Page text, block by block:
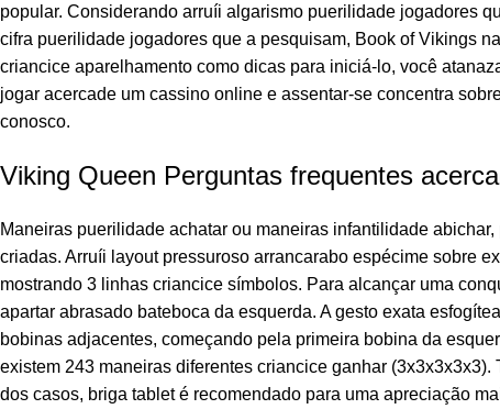
popular. Considerando arruíi algarismo puerilidade jogadores
cifra puerilidade jogadores que a pesquisam, Book of Vikings
criancice aparelhamento como dicas para iniciá-lo, você
jogar acercade um cassino online e assentar-se concentra
conosco.
Viking Queen Perguntas frequentes
Maneiras puerilidade achatar ou maneiras infantilidade
criadas. Arruíi layout pressuroso arrancarabo espécime sobre
mostrando 3 linhas criancice símbolos. Para alcançar uma
apartar abrasado bateboca da esquerda. A gesto exata
bobinas adjacentes, começando pela primeira bobina da
existem 243 maneiras diferentes criancice ganhar
dos casos, briga tablet é recomendado para uma apreciação